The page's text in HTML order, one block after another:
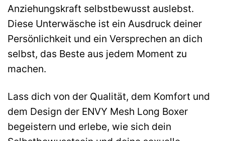
Anziehungskraft selbstbewusst auslebst.
Diese Unterwäsche ist ein Ausdruck deiner
Persönlichkeit und ein Versprechen an dich
selbst, das Beste aus jedem Moment zu
machen.
Lass dich von der Qualität, dem Komfort und
dem Design der ENVY Mesh Long Boxer
begeistern und erlebe, wie sich dein